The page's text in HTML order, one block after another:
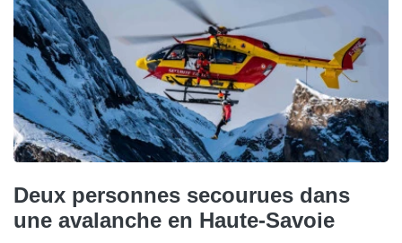
Deux personnes secourues dans
une avalanche en Haute-Savoie